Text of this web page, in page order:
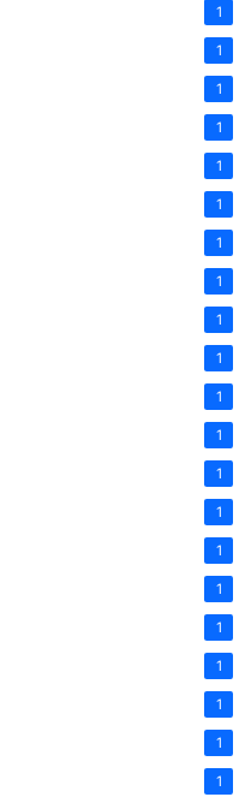
1
1
1
1
1
1
1
1
1
1
1
1
1
1
1
1
1
1
1
1
1